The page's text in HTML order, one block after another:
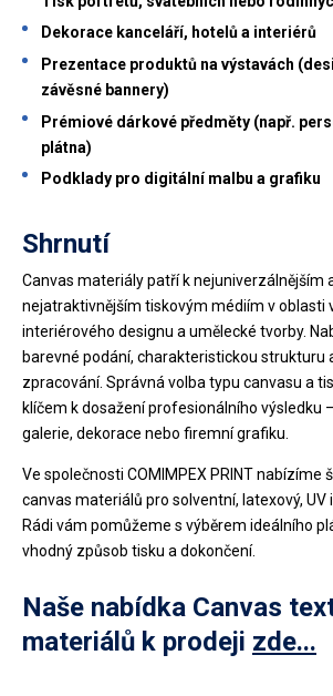
Dekorace kanceláří, hotelů a interiérů
Prezentace produktů na výstavách
závěsné bannery)
Prémiové dárkové předměty (např.
plátna)
Podklady pro digitální malbu a grafiku
Shrnutí
Canvas materiály patří k nejuniverzálnějším
nejatraktivnějším tiskovým médiím v oblasti
interiérového designu a umělecké tvorby.
barevné podání, charakteristickou strukturu
zpracování. Správná volba typu canvasu a
klíčem k dosažení profesionálního výsledku
galerie, dekorace nebo firemní grafiku.
Ve společnosti COMIMPEX PRINT nabízíme
canvas materiálů pro solventní, latexový, UV
Rádi vám pomůžeme s výběrem ideálního
vhodný způsob tisku a dokončení.
Naše nabídka Canvas
materiálů k prodeji zde...